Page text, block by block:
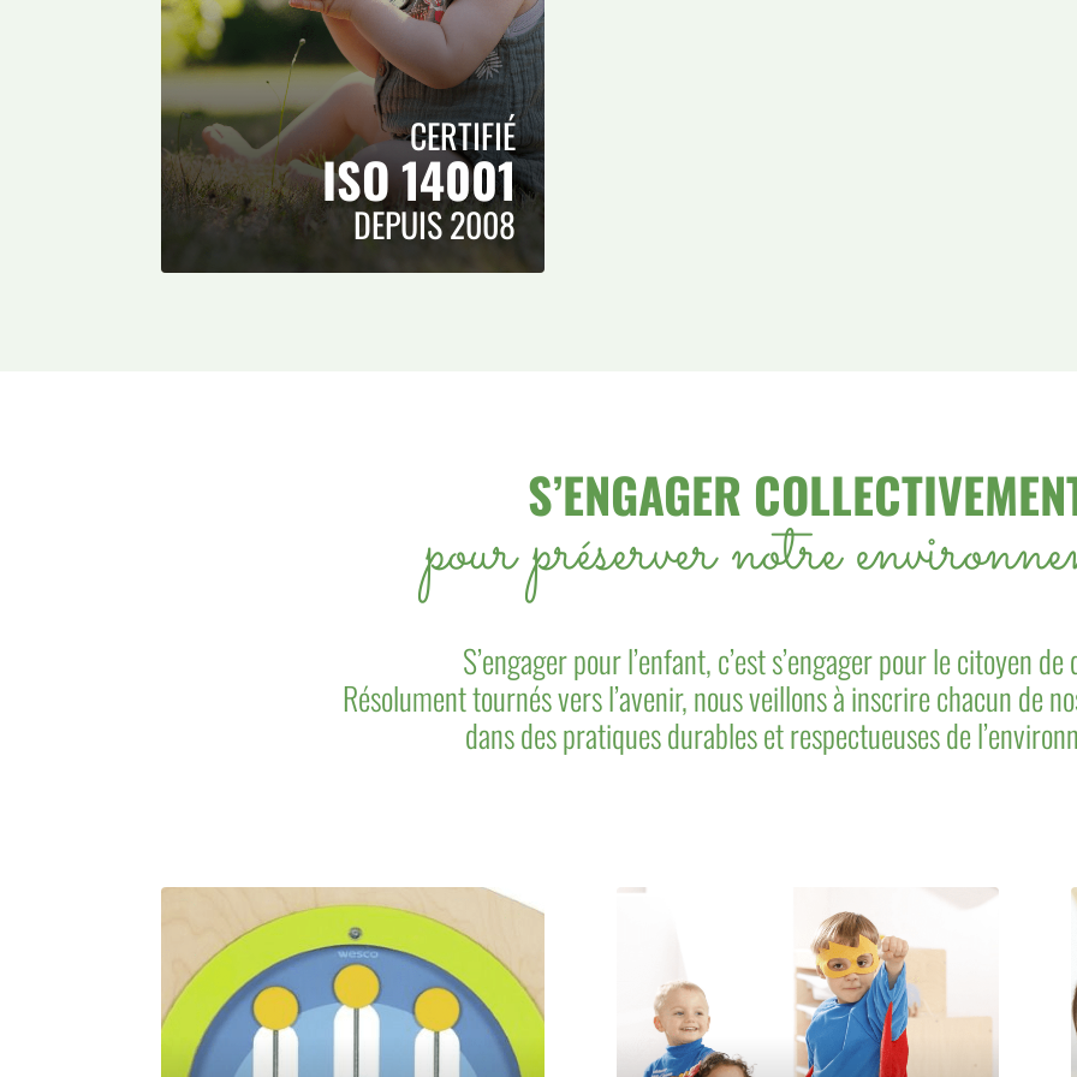
CERTIFIÉ
ISO 14001
DEPUIS 2008
S’ENGAGER
pour préserver notre
S’engager pour l’enfant, c’est s’engager pour le citoyen
Résolument tournés vers l’avenir, nous veillons à inscrire chacun de
dans des pratiques durables et respectueuses de